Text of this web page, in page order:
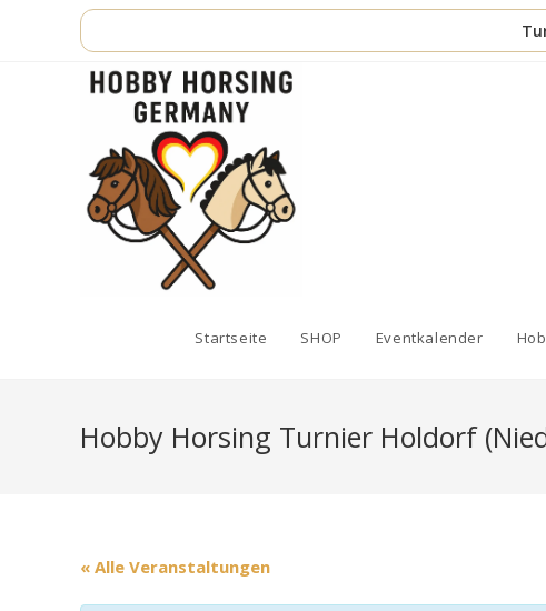
Startseite SHOP Eventkalender
Hobby Horsing Turnier Holdorf
« Alle Veranstaltungen